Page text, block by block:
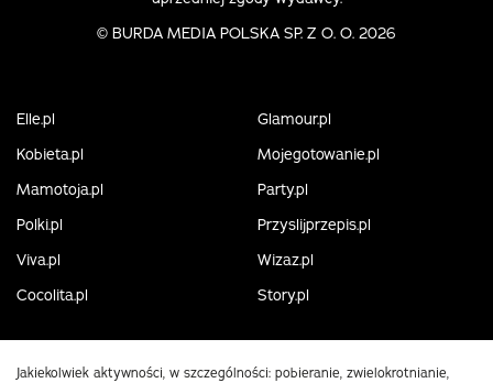
© BURDA MEDIA POLSKA SP. Z O. O. 2026
Elle.pl
Glamour.pl
Kobieta.pl
Mojegotowanie.pl
Mamotoja.pl
Party.pl
Polki.pl
Przyslijprzepis.pl
Viva.pl
Wizaz.pl
Cocolita.pl
Story.pl
Jakiekolwiek aktywności, w szczególności: pobieranie, zwielokrotnianie,